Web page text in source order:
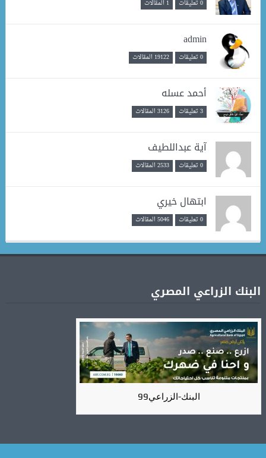
0 تعليقات 1 المقالات
admin
0 تعليقات 19122 المقالات
أحمد عسله
3 تعليقات 3126 المقالات
آية عبداللطيف
0 تعليقات 2533 المقالات
ابتهال خيري
0 تعليقات 5046 المقالات
البنك الزراعي المصري
البنك-الزراعي99